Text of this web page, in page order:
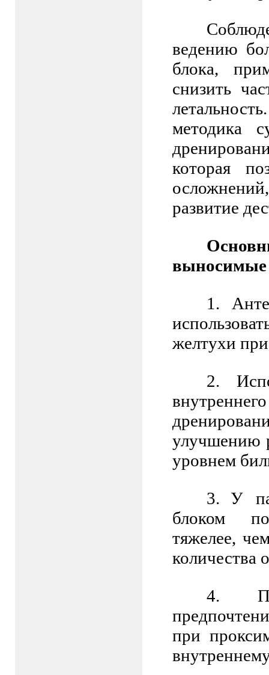
ведению
блока,
снизить
методика
которая
развитие
выносимые
1.
желтухи
2.
улучшению
уровнем
3.
У
блоком
тяжелее,
количества
4.
при